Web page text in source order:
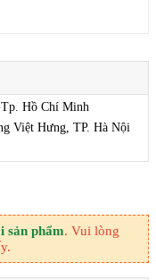
Tp. Hồ Chí Minh
Việt Hưng, TP. Hà Nội
sản phẩm. Vui lòng